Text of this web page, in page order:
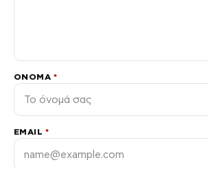
ΌΝΟΜΑ *
EMAIL *